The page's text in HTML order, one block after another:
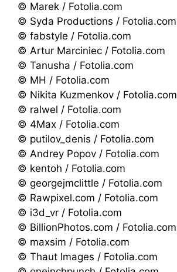
© Marek / Fotolia.com
© Syda Productions / Fotolia.com
© fabstyle / Fotolia.com
© Artur Marciniec / Fotolia.com
© Tanusha / Fotolia.com
© MH / Fotolia.com
© Nikita Kuzmenkov / Fotolia.com
© ralwel / Fotolia.com
© 4Max / Fotolia.com
© putilov_denis / Fotolia.com
© Andrey Popov / Fotolia.com
© kentoh / Fotolia.com
© georgejmclittle / Fotolia.com
© Rawpixel.com / Fotolia.com
© i3d_vr / Fotolia.com
© BillionPhotos.com / Fotolia.com
© maxsim / Fotolia.com
© Thaut Images / Fotolia.com